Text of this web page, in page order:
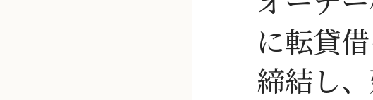
に転貸
締結し